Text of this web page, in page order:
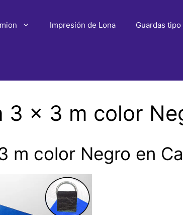
Impresión de Lona Guardas
3 x 3 m color
m color Negro en